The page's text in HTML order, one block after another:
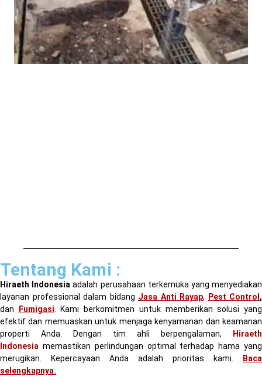
Tentang Kami :
Hiraeth Indonesia adalah perusahaan terkemuka yang menyediakan
layanan professional dalam bidang Jasa Anti Rayap, Pest Control ,
dan
Fumigasi. Kami berkomitmen untuk memberikan solusi yang
efektif dan memuaskan untuk menjaga kenyamanan dan keamanan
properti Anda. Dengan tim ahli berpengalaman,
Hiraeth
Indonesia memastikan perlindungan optimal terhadap hama yang
merugikan. Kepercayaan Anda adalah prioritas kami.
Baca
selengkapnya.